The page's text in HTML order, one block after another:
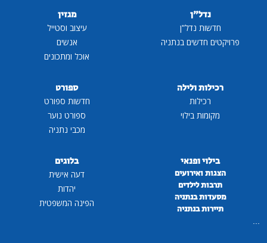
נדל"ן
חדשות נדל"ן
פרויקטים חדשים בנתניה
מגזין
עיצוב וסטייל
אנשים
אוכל ומתכונים
רכילות ולילה
רכילות
מקומות בילוי
ספורט
חדשות ספורט
ספורט נוער
מכבי נתניה
בילוי ופנאי
הצגות ואירועים
תרבות לילדים
מסעדות בנתניה
תיירות בנתניה
...
בלוגים
דעה אישית
יהדות
הפינה המשפטית